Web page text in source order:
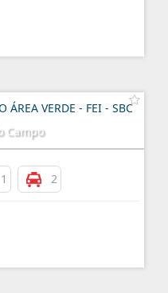
VERDE - FEI - SBC
Campo
1 2